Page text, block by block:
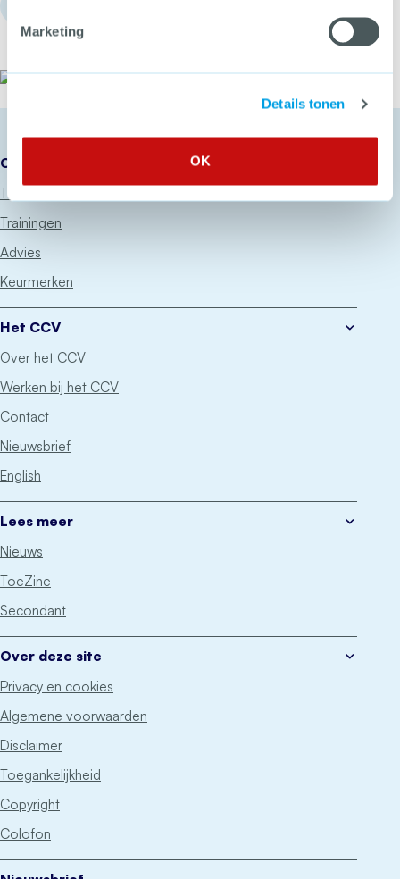
Marketing
Details tonen
OK
Het CCV
Onze diensten
Thema’s
Trainingen
Advies
Keurmerken
Het CCV
Over het CCV
Werken bij het CCV
Contact
Nieuwsbrief
English
Lees meer
Nieuws
ToeZine
Secondant
Over deze site
Privacy en cookies
Algemene voorwaarden
Disclaimer
Toegankelijkheid
Copyright
Colofon